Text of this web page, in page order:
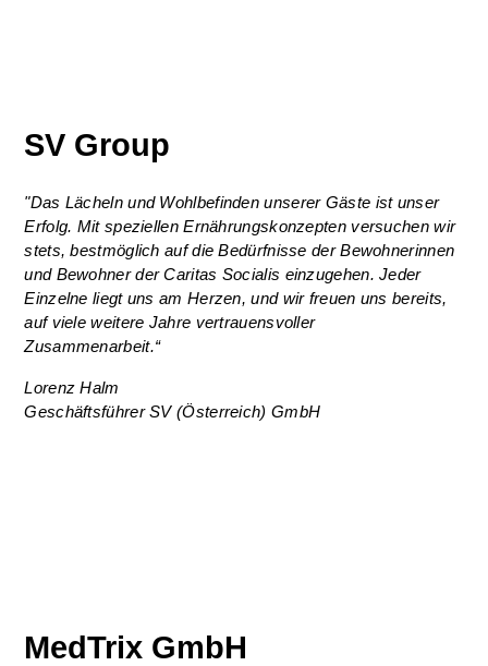
SV Group
"Das Lächeln und Wohlbefinden unserer Gäste ist unser
Erfolg. Mit speziellen Ernährungskonzepten versuchen wir
stets, bestmöglich auf die Bedürfnisse der Bewohnerinnen
und Bewohner der Caritas Socialis einzugehen. Jeder
Einzelne liegt uns am Herzen, und wir freuen uns bereits,
auf viele weitere Jahre vertrauensvoller
Zusammenarbeit.“
Lorenz Halm
Geschäftsführer SV (Österreich) GmbH
MedTrix GmbH